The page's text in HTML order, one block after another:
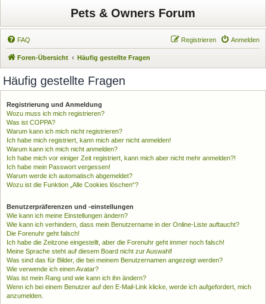
Pets & Owners Forum
FAQ Anmelden
Registrieren
Foren-Übersicht Häufig gestellte Fragen
Häufig gestellte Fragen
Registrierung und Anmeldung
Wozu muss ich mich registrieren?
Was ist COPPA?
Warum kann ich mich nicht registrieren?
Ich habe mich registriert, kann mich aber nicht anmelden!
Warum kann ich mich nicht anmelden?
Ich habe mich vor einiger Zeit registriert, kann mich aber nicht mehr anmelden?!
Ich habe mein Passwort vergessen!
Warum werde ich automatisch abgemeldet?
Wozu ist die Funktion „Alle Cookies löschen“?
Benutzerpräferenzen und -einstellungen
Wie kann ich meine Einstellungen ändern?
Wie kann ich verhindern, dass mein Benutzername in der Online-Liste auftaucht?
Die Forenuhr geht falsch!
Ich habe die Zeitzone eingestellt, aber die Forenuhr geht immer noch falsch!
Meine Sprache steht auf diesem Board nicht zur Auswahl!
Was sind das für Bilder, die bei meinem Benutzernamen angezeigt werden?
Wie verwende ich einen Avatar?
Was ist mein Rang und wie kann ich ihn ändern?
Wenn ich bei einem Benutzer auf den E-Mail-Link klicke, werde ich aufgefordert, mich
anzumelden.